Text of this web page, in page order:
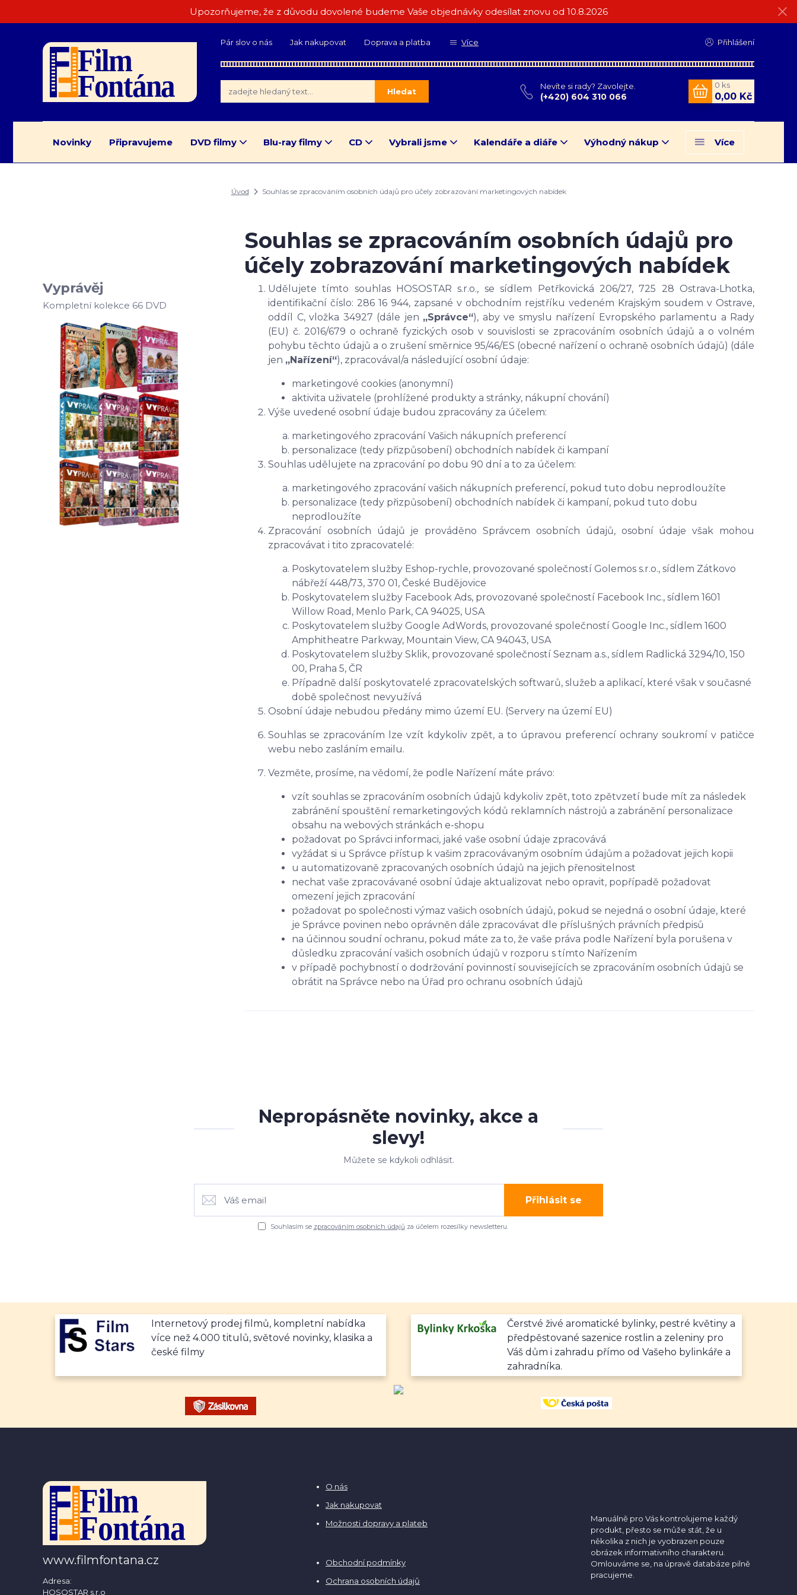
Upozorňujeme, že z důvodu dovolené budeme Vaše objednávky odesílat znovu od 10.8.2026
Pár slov o nás Jak nakupovat Doprava a platba Více Přihlášení
Hledat
Nevíte si rady? Zavolejte.
(+420) 604 310 066
0 ks
0,00 Kč
Novinky Připravujeme DVD filmy Blu-ray filmy CD Vybrali jsme Kalendáře a diáře Výhodný nákup Více
Úvod Souhlas se zpracováním osobních údajů pro účely zobrazování marketingových nabídek
Vyprávěj
Kompletní kolekce 66 DVD
Souhlas se zpracováním osobních údajů pro
účely zobrazování marketingových nabídek
Udělujete tímto souhlas HOSOSTAR s.r.o., se sídlem Petřkovická 206/27, 725 28 Ostrava-Lhotka,
identifikační číslo: 286 16 944, zapsané v obchodním rejstříku vedeném Krajským soudem v Ostrave,
oddíl C, vložka 34927 (dále jen „Správce“), aby ve smyslu nařízení Evropského parlamentu a Rady
(EU) č. 2016/679 o ochraně fyzických osob v souvislosti se zpracováním osobních údajů a o volném
pohybu těchto údajů a o zrušení směrnice 95/46/ES (obecné nařízení o ochraně osobních údajů) (dále
jen „Nařízení“), zpracovával/a následující osobní údaje:
marketingové cookies (anonymní)
aktivita uživatele (prohlížené produkty a stránky, nákupní chování)
Výše uvedené osobní údaje budou zpracovány za účelem:
marketingového zpracování Vašich nákupních preferencí
personalizace (tedy přizpůsobení) obchodních nabídek či kampaní
Souhlas udělujete na zpracování po dobu 90 dní a to za účelem:
marketingového zpracování vašich nákupních preferencí, pokud tuto dobu neprodloužíte
personalizace (tedy přizpůsobení) obchodních nabídek či kampaní, pokud tuto dobu
neprodloužíte
Zpracování osobních údajů je prováděno Správcem osobních údajů, osobní údaje však mohou
zpracovávat i tito zpracovatelé:
Poskytovatelem služby Eshop-rychle, provozované společností Golemos s.r.o., sídlem Zátkovo
nábřeží 448/73, 370 01, České Budějovice
Poskytovatelem služby Facebook Ads, provozované společností Facebook Inc., sídlem 1601
Willow Road, Menlo Park, CA 94025, USA
Poskytovatelem služby Google AdWords, provozované společností Google Inc., sídlem 1600
Amphitheatre Parkway, Mountain View, CA 94043, USA
Poskytovatelem služby Sklik, provozované společností Seznam a.s., sídlem Radlická 3294/10, 150
00, Praha 5, ČR
Případně další poskytovatelé zpracovatelských softwarů, služeb a aplikací, které však v současné
době společnost nevyužívá
Osobní údaje nebudou předány mimo území EU. (Servery na území EU)
Souhlas se zpracováním lze vzít kdykoliv zpět, a to úpravou preferencí ochrany soukromí v patičce
webu nebo zasláním emailu.
Vezměte, prosíme, na vědomí, že podle Nařízení máte právo:
vzít souhlas se zpracováním osobních údajů kdykoliv zpět, toto zpětvzetí bude mít za následek
zabránění spouštění remarketingových kódů reklamních nástrojů a zabránění personalizace
obsahu na webových stránkách e-shopu
požadovat po Správci informaci, jaké vaše osobní údaje zpracovává
vyžádat si u Správce přístup k vašim zpracovávaným osobním údajům a požadovat jejich kopii
u automatizovaně zpracovaných osobních údajů na jejich přenositelnost
nechat vaše zpracovávané osobní údaje aktualizovat nebo opravit, popřípadě požadovat
omezení jejich zpracování
požadovat po společnosti výmaz vašich osobních údajů, pokud se nejedná o osobní údaje, které
je Správce povinen nebo oprávněn dále zpracovávat dle příslušných právních předpisů
na účinnou soudní ochranu, pokud máte za to, že vaše práva podle Nařízení byla porušena v
důsledku zpracování vašich osobních údajů v rozporu s tímto Nařízením
v případě pochybností o dodržování povinností souvisejících se zpracováním osobních údajů se
obrátit na Správce nebo na Úřad pro ochranu osobních údajů
Nepropásněte novinky, akce a
slevy!
Můžete se kdykoli odhlásit.
Přihlásit se
Souhlasím se zpracováním osobních údajůza účelem rozesílky newsletteru.
Internetový prodej filmů, kompletní nabídka
více než 4.000 titulů, světové novinky, klasika a
české filmy
Čerstvé živé aromatické bylinky, pestré květiny a
předpěstované sazenice rostlin a zeleniny pro
Váš dům i zahradu přímo od Vašeho bylinkáře a
zahradníka.
www.filmfontana.cz
Adresa:
HOSOSTAR s.r.o
O nás
Jak nakupovat
Možnosti dopravy a plateb
Obchodní podmínky
Ochrana osobních údajů
Manuálně pro Vás kontrolujeme každý
produkt, přesto se může stát, že u
několika z nich je vyobrazen pouze
obrázek informativního charakteru.
Omlouváme se, na úpravě databáze pilně
pracujeme.